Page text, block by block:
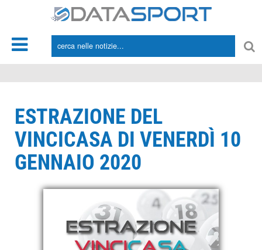
ESTRAZIONE DEL
VINCICASA DI VENERDÌ 10
GENNAIO 2020